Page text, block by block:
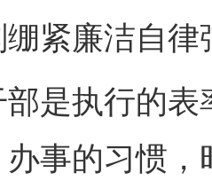
紧廉洁自
执行的表
事的习惯